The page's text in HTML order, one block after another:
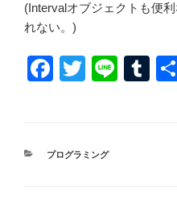
(Intervalオブジェクトも便
れない。)
F
e
T
er
Li
T
カ
プログラミング